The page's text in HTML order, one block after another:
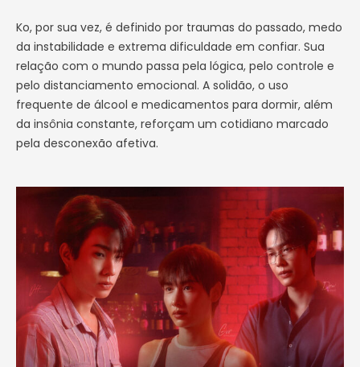
Ko, por sua vez, é definido por traumas do passado, medo
da instabilidade e extrema dificuldade em confiar. Sua
relação com o mundo passa pela lógica, pelo controle e
pelo distanciamento emocional. A solidão, o uso
frequente de álcool e medicamentos para dormir, além
da insônia constante, reforçam um cotidiano marcado
pela desconexão afetiva.